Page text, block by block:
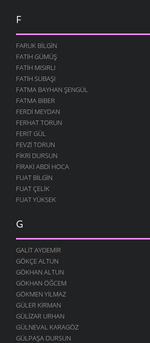
F
FARUK BILGIN
FATIH GÜMÜŞ
FATIH MISIRLI
FATIH SUBAŞI
FATMA BAYHAN ŞENGÜL
FATMA BIBER
FERDI MEYDAN
FERHAT TORUN
FERIT GÜL
FEVZI TORUN
FIKRI DURSUN
FIRAKI ABDI HOCA
FUAT BILGIN
FUAT ÇELIK
FUAT YÜKSEK
G
GALIT AYDEMIR
GÖKÇE ALTUN
GÖKHAN ALTUN
GÖKHAN ÖĞCEM
GÖKMEN YILMAZ
GÜLER KIRMAN
GÜLIZAR URHAN
GÜLNEVAL KARAGÖZ
GÜLPAŞA DURSUN